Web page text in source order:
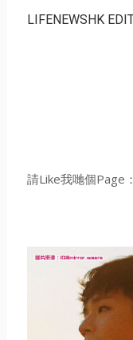
LIFENEWSHK
請Like我哋個Page：